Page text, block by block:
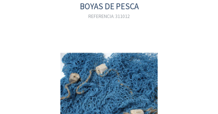
BOYAS DE PESCA
REFERENCIA: 311012